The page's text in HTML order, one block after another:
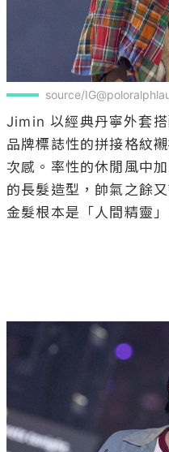
source/
Jimin 以經典丹寧外套
品牌標誌性的拼接格紋
次感。率性的休閒風中
的長髮造型，帥氣之餘
金髮根本是「人間精靈」